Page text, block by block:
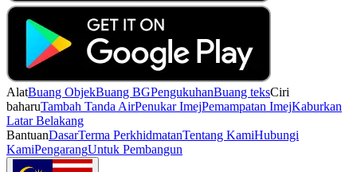
AlatBuang ObjekBuang BGPengukuhanBuang teksCiri
baharuTambah Tanda AirPenukar ImejPemampatan ImejKaburkan
Latar Belakang
BantuanDasarTerma PerkhidmatanTentang KamiHubungi
KamiPengarangUntuk Pembangun